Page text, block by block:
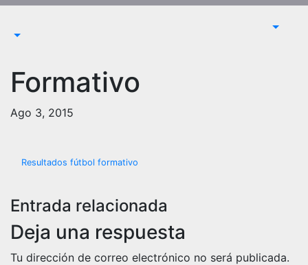
Formativo
Ago 3, 2015
Navegación
de
entradas
Resultados fútbol formativo
Entrada relacionada
Deja una respuesta
Tu dirección de correo electrónico no será publicada.